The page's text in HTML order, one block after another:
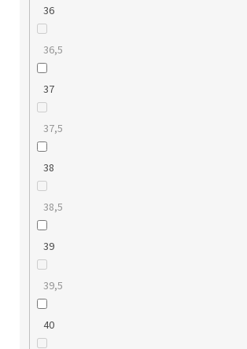
36
36,5
37
37,5
38
38,5
39
39,5
40